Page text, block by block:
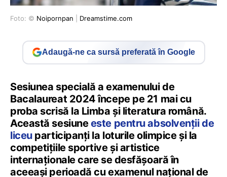
Foto: © Noipornpan Dreamstime.com
Adaugă-ne ca sursă preferată în Google
Sesiunea specială a examenului de
Bacalaureat 2024 începe pe 21 mai cu
proba scrisă la Limba și literatura română.
Această sesiuneeste pentru absolvenții de
liceuparticipanți la loturile olimpice și la
competițiile sportive și artistice
internaționale care se desfășoară în
aceeași perioadă cu examenul național de